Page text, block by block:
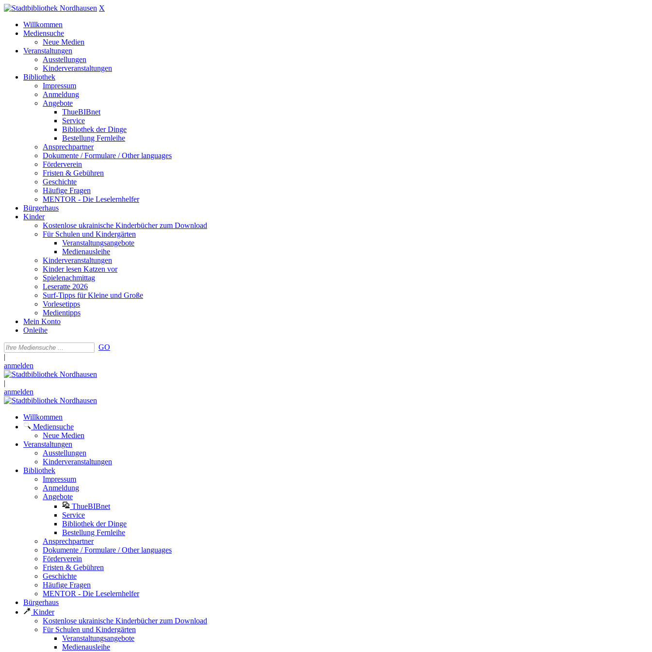
X
Willkommen
Mediensuche
Neue Medien
Veranstaltungen
Ausstellungen
Kinderveranstaltungen
Bibliothek
Impressum
Anmeldung
Angebote
ThueBIBnet
Service
Bibliothek der Dinge
Bestellung Fernleihe
Ansprechpartner
Dokumente / Formulare / Other languages
Förderverein
Fristen & Gebühren
Geschichte
Häufige Fragen
MENTOR - Die Leselernhelfer
Bürgerhaus
Kinder
Kostenlose ukrainische Kinderbücher zum Download
Für Schulen und Kindergärten
Veranstaltungsangebote
Medienausleihe
Kinderveranstaltungen
Kinder lesen Katzen vor
Spielenachmittag
Leseratte 2026
Surf-Tipps für Kleine und Große
Vorlesetipps
Medientipps
Mein Konto
Onleihe
GO
|
anmelden
|
anmelden
Willkommen
Mediensuche
Neue Medien
Veranstaltungen
Ausstellungen
Kinderveranstaltungen
Bibliothek
Impressum
Anmeldung
Angebote
ThueBIBnet
Service
Bibliothek der Dinge
Bestellung Fernleihe
Ansprechpartner
Dokumente / Formulare / Other languages
Förderverein
Fristen & Gebühren
Geschichte
Häufige Fragen
MENTOR - Die Leselernhelfer
Bürgerhaus
Kinder
Kostenlose ukrainische Kinderbücher zum Download
Für Schulen und Kindergärten
Veranstaltungsangebote
Medienausleihe